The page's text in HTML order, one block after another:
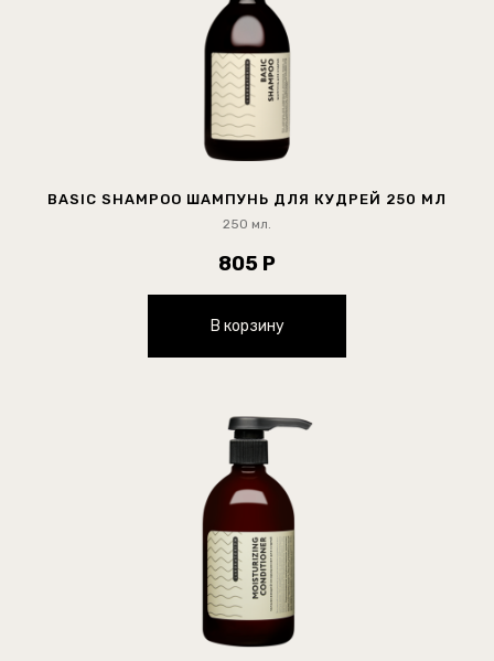
BASIC SHAMPOO ШАМПУНЬ ДЛЯ КУДРЕЙ 250 МЛ
250 мл.
805 Р
В корзину